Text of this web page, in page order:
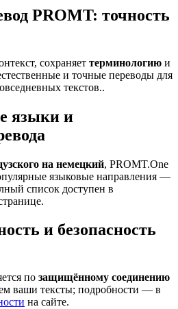
PROMT: точность
сохраняет терминологию и
и точные переводы для
текстов..
языки и
на немецкий, PROMT.One
языковые направления —
список доступен в
и безопасность
по защищённому соединению
ваши тексты; подробности — в
на сайте.